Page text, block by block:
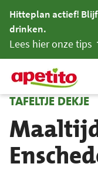
Hitteplan actief!
drinken.
Lees hier onze tips
TAFELTJE DEKJE